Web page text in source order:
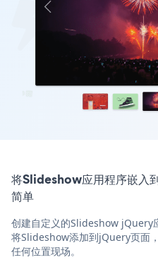
将Slideshow应用程序嵌入
简单
创建自定义的Slideshow jQuery
将Slideshow添加到jQuery页面
任何位置现场。